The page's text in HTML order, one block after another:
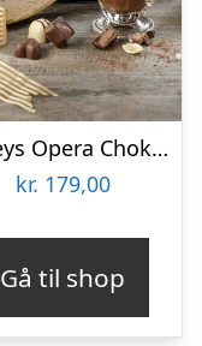
Baileys Opera Chokoladeæske
kr. 179,00
Gå til shop